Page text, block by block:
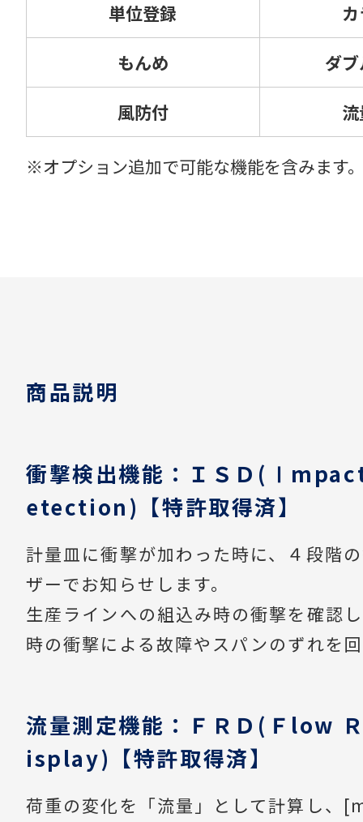
単位登録
もんめ ダ
風防付
※オプション追加で可能な機能を含みます
商品説明
衝撃検出機能：ＩＳＤ
etection)【特許取得済】
計量皿に衝撃が加わった時に、４段階
ザーでお知らせします。
生産ラインへの組込み時の衝撃を確認
時の衝撃による故障やスパンのずれを
流量測定機能：ＦＲＤ(Ｆlow
isplay)【特許取得済】
荷重の変化を「流量」として計算し、